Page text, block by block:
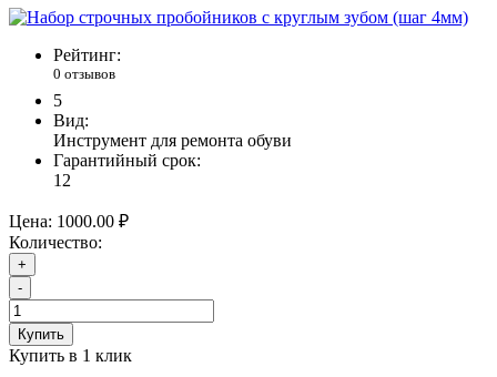
Рейтинг:
0 отзывов
5
Вид:
Инструмент для ремонта обуви
Гарантийный срок:
12
Цена: 1000.00 ₽
Количество:
+
-
Купить
Купить в 1 клик